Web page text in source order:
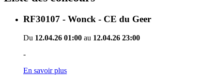
RF30107 - Wonck - CE du Geer
Du 12.04.26 01:00 au 12.04.26 23:00
-
En savoir plus